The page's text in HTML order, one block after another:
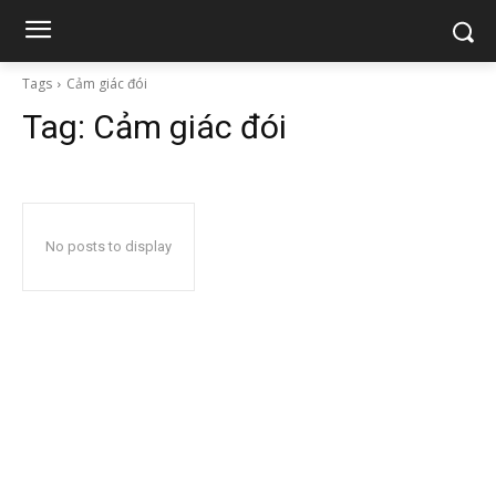
Tags Cảm giác đói
Tag: Cảm giác đói
No posts to display